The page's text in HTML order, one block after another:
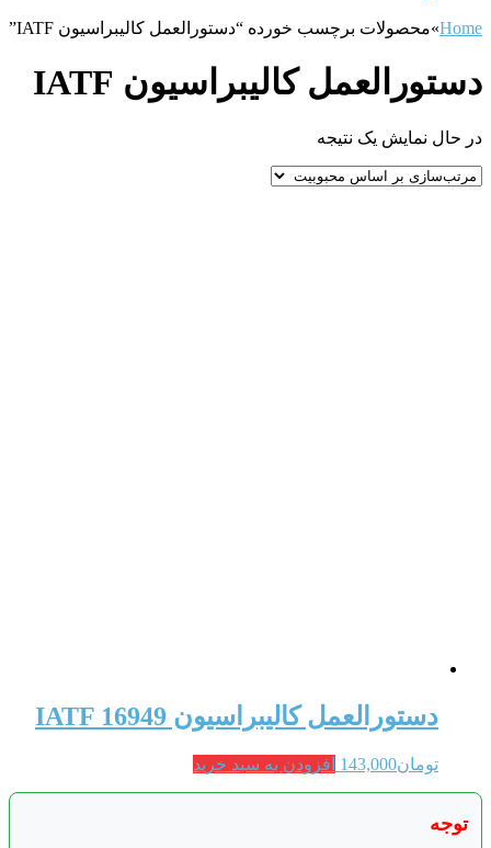
Home
»محصولات برچسب خورده “دستورالعمل کالیبراسیون IATF”
دستورالعمل کالیبراسیون IATF
در حال نمایش یک نتیجه
دستورالعمل کالیبراسیون IATF 16949
تومان143,000 افزودن به سبد خرید
توجه